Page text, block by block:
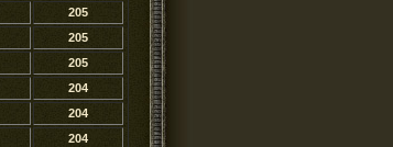
205
205
205
204
204
204